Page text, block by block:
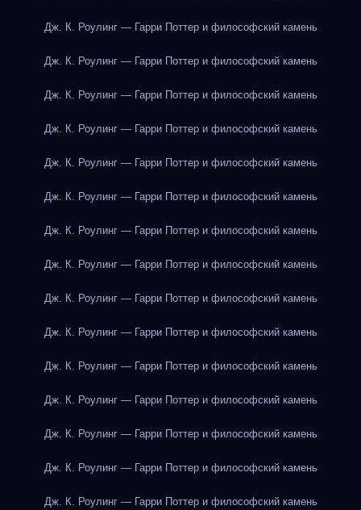
Дж. К. Роулинг — Гарри Поттер и философский камень
Дж. К. Роулинг — Гарри Поттер и философский камень
Дж. К. Роулинг — Гарри Поттер и философский камень
Дж. К. Роулинг — Гарри Поттер и философский камень
Дж. К. Роулинг — Гарри Поттер и философский камень
Дж. К. Роулинг — Гарри Поттер и философский камень
Дж. К. Роулинг — Гарри Поттер и философский камень
Дж. К. Роулинг — Гарри Поттер и философский камень
Дж. К. Роулинг — Гарри Поттер и философский камень
Дж. К. Роулинг — Гарри Поттер и философский камень
Дж. К. Роулинг — Гарри Поттер и философский камень
Дж. К. Роулинг — Гарри Поттер и философский камень
Дж. К. Роулинг — Гарри Поттер и философский камень
Дж. К. Роулинг — Гарри Поттер и философский камень
Дж. К. Роулинг — Гарри Поттер и философский камень